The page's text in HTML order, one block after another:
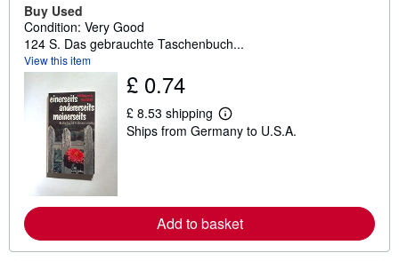
Buy Used
Condition: Very Good
124 S. Das gebrauchte Taschenbuch...
View this item
£ 0.74
£ 8.53 shipping
L
e
e
a
b
Ships from Germany to U.S.A.
Add to basket